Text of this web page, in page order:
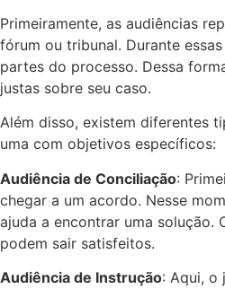
Primeiramente, as audiências
fórum ou tribunal. Durante
partes do processo. Dessa
justas sobre seu caso.
Além disso, existem diferentes
uma com objetivos específicos:
Audiência de Conciliação:
chegar a um acordo. Nesse
ajuda a encontrar uma solução.
podem sair satisfeitos.
Audiência de Instrução: Aqui, o